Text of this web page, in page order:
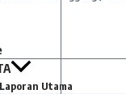
Laporan Utama